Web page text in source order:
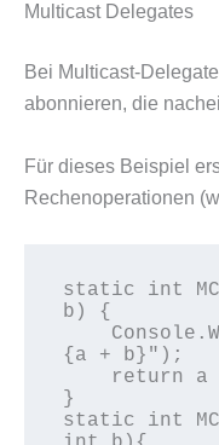
Multicast Delegates
Bei Multicast-
abonnieren, die
Für dieses Beispiel
Rechenoperationen
static int
b) {
{a + b}");
}
static int